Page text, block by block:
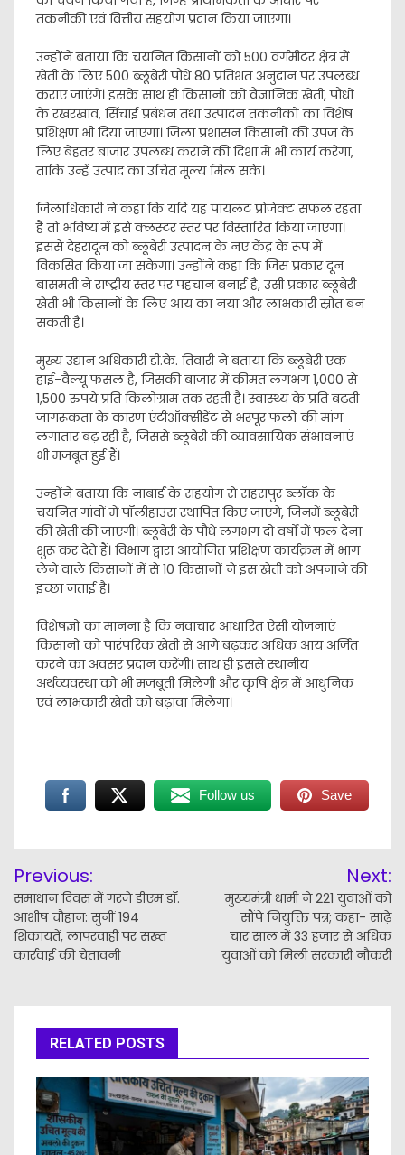
तकनीकी एवं वित्तीय सहयोग प्रदान किया जाएगा।
उन्होंने बताया कि चयनित किसानों को 500 वर्गमीटर क्षेत्र में
खेती के लिए 500 ब्लूबेरी पौधे 80 प्रतिशत अनुदान पर उपलब्ध
कराए जाएंगे। इसके साथ ही किसानों को वैज्ञानिक खेती, पौधों
के रखरखाव, सिंचाई प्रबंधन तथा उत्पादन तकनीकों का विशेष
प्रशिक्षण भी दिया जाएगा। जिला प्रशासन किसानों की उपज के
लिए बेहतर बाजार उपलब्ध कराने की दिशा में भी कार्य करेगा,
ताकि उन्हें उत्पाद का उचित मूल्य मिल सके।
जिलाधिकारी ने कहा कि यदि यह पायलट प्रोजेक्ट सफल रहता
है तो भविष्य में इसे क्लस्टर स्तर पर विस्तारित किया जाएगा।
इससे देहरादून को ब्लूबेरी उत्पादन के नए केंद्र के रूप में
विकसित किया जा सकेगा। उन्होंने कहा कि जिस प्रकार दून
बासमती ने राष्ट्रीय स्तर पर पहचान बनाई है, उसी प्रकार ब्लूबेरी
खेती भी किसानों के लिए आय का नया और लाभकारी स्रोत बन
सकती है।
मुख्य उद्यान अधिकारी डी.के. तिवारी ने बताया कि ब्लूबेरी एक
हाई-वैल्यू फसल है, जिसकी बाजार में कीमत लगभग 1,000 से
1,500 रुपये प्रति किलोग्राम तक रहती है। स्वास्थ्य के प्रति बढ़ती
जागरूकता के कारण एंटीऑक्सीडेंट से भरपूर फलों की मांग
लगातार बढ़ रही है, जिससे ब्लूबेरी की व्यावसायिक संभावनाएं
भी मजबूत हुई हैं।
उन्होंने बताया कि नाबार्ड के सहयोग से सहसपुर ब्लॉक के
चयनित गांवों में पॉलीहाउस स्थापित किए जाएंगे, जिनमें ब्लूबेरी
की खेती की जाएगी। ब्लूबेरी के पौधे लगभग दो वर्षों में फल देना
शुरू कर देते हैं। विभाग द्वारा आयोजित प्रशिक्षण कार्यक्रम में भाग
लेने वाले किसानों में से 10 किसानों ने इस खेती को अपनाने की
इच्छा जताई है।
विशेषज्ञों का मानना है कि नवाचार आधारित ऐसी योजनाएं
किसानों को पारंपरिक खेती से आगे बढ़कर अधिक आय अर्जित
करने का अवसर प्रदान करेंगी। साथ ही इससे स्थानीय
अर्थव्यवस्था को भी मजबूती मिलेगी और कृषि क्षेत्र में आधुनिक
एवं लाभकारी खेती को बढ़ावा मिलेगा।
Follow us Save
navigation
Previous:
समाधान दिवस में गरजे डीएम डॉ.
आशीष चौहान: सुनीं 194
शिकायतें, लापरवाही पर सख्त
कार्रवाई की चेतावनी
Next:
मुख्यमंत्री धामी ने 221 युवाओं को
सौंपे नियुक्ति पत्र; कहा- साढ़े
चार साल में 33 हजार से अधिक
युवाओं को मिली सरकारी नौकरी
RELATED POSTS